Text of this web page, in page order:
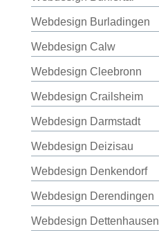
Webdesign Burladingen
Webdesign Calw
Webdesign Cleebronn
Webdesign Crailsheim
Webdesign Darmstadt
Webdesign Deizisau
Webdesign Denkendorf
Webdesign Derendingen
Webdesign Dettenhausen